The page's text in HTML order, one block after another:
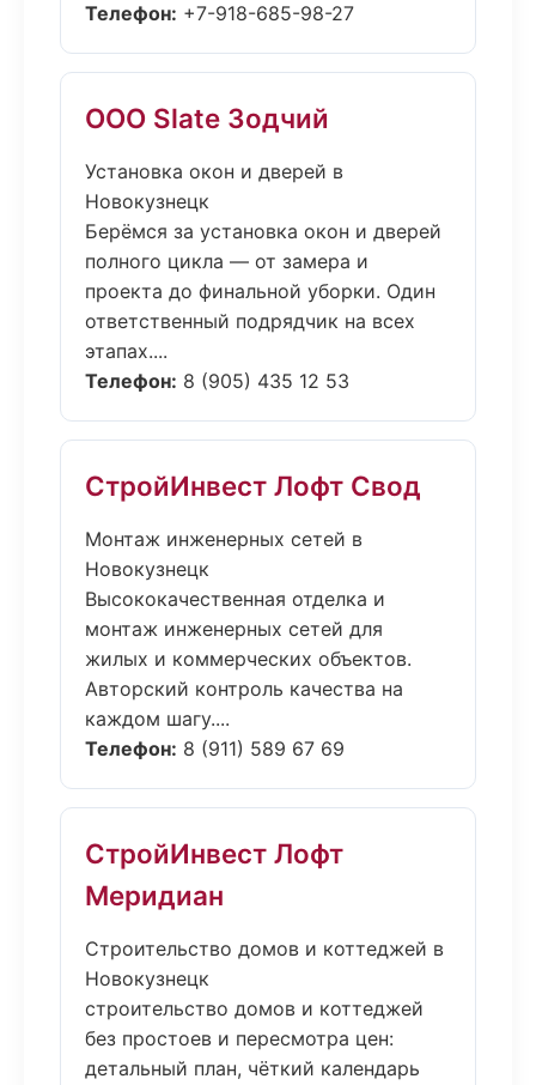
Телефон: +7-918-685-98-27
ООО Slate Зодчий
Установка окон и дверей в
Новокузнецк
Берёмся за установка окон и дверей
полного цикла — от замера и
проекта до финальной уборки. Один
ответственный подрядчик на всех
этапах....
Телефон: 8 (905) 435 12 53
СтройИнвест Лофт Свод
Монтаж инженерных сетей в
Новокузнецк
Высококачественная отделка и
монтаж инженерных сетей для
жилых и коммерческих объектов.
Авторский контроль качества на
каждом шагу....
Телефон: 8 (911) 589 67 69
СтройИнвест Лофт
Меридиан
Строительство домов и коттеджей в
Новокузнецк
строительство домов и коттеджей
без простоев и пересмотра цен:
детальный план, чёткий календарь